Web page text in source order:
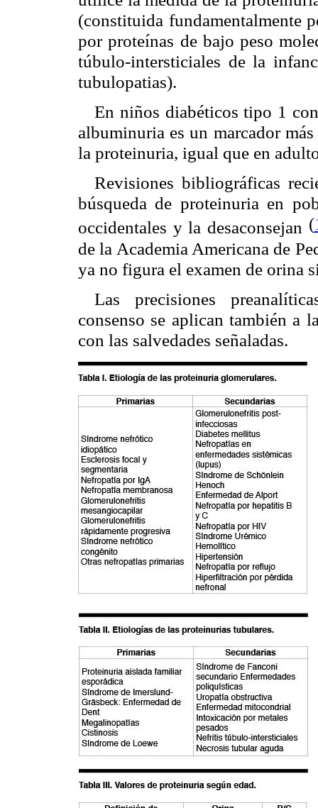
(constituida fundamentalmente
por proteínas de bajo peso
túbulo-intersticiales de la
tubulopatias).
En niños diabéticos tipo 1
albuminuria es un marcador
la proteinuria, igual que en
Revisiones bibliográficas
búsqueda de proteinuria en
occidentales y la desaconsejan (
de la Academia Americana de
ya no figura el examen de orina
Las precisiones
consenso se aplican también a
con las salvedades señaladas.